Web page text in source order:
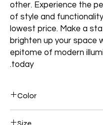
other. Experience the
of style and
lowest price. Make a
brighten up your space
epitome of modern
today.
Color